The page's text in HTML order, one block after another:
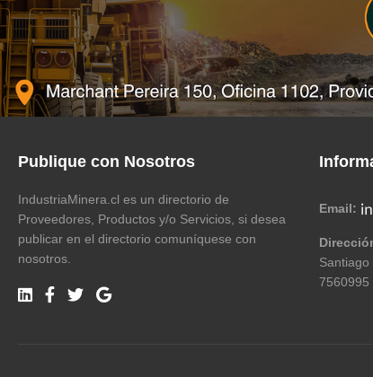
Publique con Nosotros
IndustriaMinera.cl es un directorio de
Proveedores, Productos y/o Servicios, si desea
publicar en el directorio comuníquese con
nosotros.
Email:
7560995